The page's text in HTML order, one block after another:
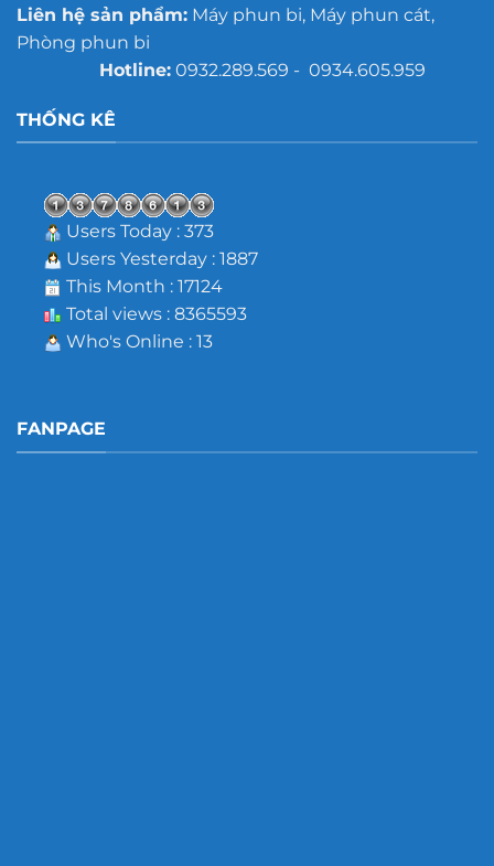
Liên hệ sản phẩm:Máy phun bi, Máy phun cát,
Phòng phun bi
Hotline:0932.289.569 - 0934.605.959
THỐNG KÊ
Users Today : 373
Users Yesterday : 1887
This Month : 17124
Total views : 8365593
Who's Online : 13
FANPAGE